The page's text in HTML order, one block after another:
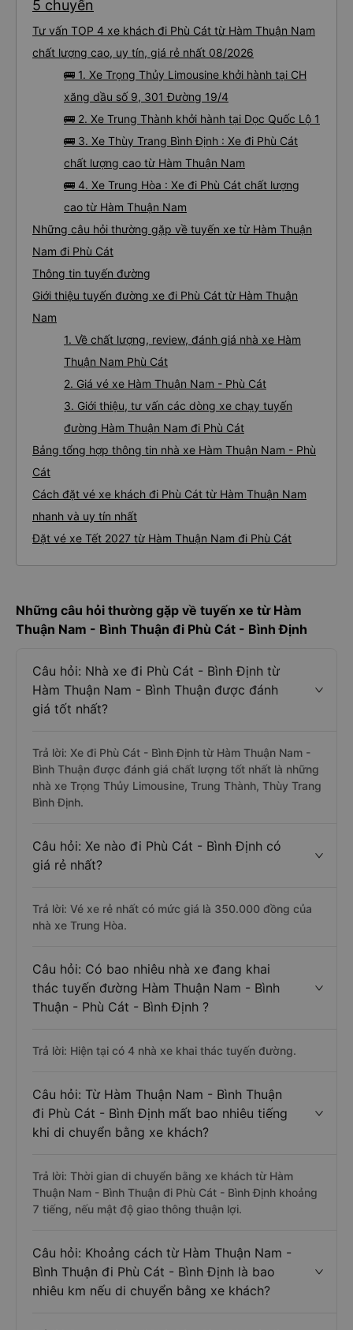
5 chuyến
Tư vấn TOP 4 xe khách đi Phù Cát từ Hàm Thuận Nam
chất lượng cao, uy tín, giá rẻ nhất 08/2026
🚌 1. Xe Trọng Thủy Limousine khởi hành tại CH
xăng dầu số 9, 301 Đường 19/4
🚌 2. Xe Trung Thành khởi hành tại Dọc Quốc Lộ 1
🚌 3. Xe Thùy Trang Bình Định : Xe đi Phù Cát
chất lượng cao từ Hàm Thuận Nam
🚌 4. Xe Trung Hòa : Xe đi Phù Cát chất lượng
cao từ Hàm Thuận Nam
Những câu hỏi thường gặp về tuyến xe từ Hàm Thuận
Nam đi Phù Cát
Thông tin tuyến đường
Giới thiệu tuyến đường xe đi Phù Cát từ Hàm Thuận
Nam
1. Về chất lượng, review, đánh giá nhà xe Hàm
Thuận Nam Phù Cát
2. Giá vé xe Hàm Thuận Nam - Phù Cát
3. Giới thiệu, tư vấn các dòng xe chạy tuyến
đường Hàm Thuận Nam đi Phù Cát
Bảng tổng hợp thông tin nhà xe Hàm Thuận Nam - Phù
Cát
Cách đặt vé xe khách đi Phù Cát từ Hàm Thuận Nam
nhanh và uy tín nhất
Đặt vé xe Tết 2027 từ Hàm Thuận Nam đi Phù Cát
Những câu hỏi thường gặp về tuyến xe từ Hàm
Thuận Nam - Bình Thuận đi Phù Cát - Bình Định
Câu hỏi: Nhà xe đi Phù Cát - Bình Định từ
Hàm Thuận Nam - Bình Thuận được đánh
giá tốt nhất?
Trả lời: Xe đi Phù Cát - Bình Định từ Hàm Thuận Nam -
Bình Thuận được đánh giá chất lượng tốt nhất là những
nhà xe Trọng Thủy Limousine, Trung Thành, Thùy Trang
Bình Định.
Câu hỏi: Xe nào đi Phù Cát - Bình Định có
giá rẻ nhất?
Trả lời: Vé xe rẻ nhất có mức giá là 350.000 đồng của
nhà xe Trung Hòa.
Câu hỏi: Có bao nhiêu nhà xe đang khai
thác tuyến đường Hàm Thuận Nam - Bình
Thuận - Phù Cát - Bình Định ?
Trả lời: Hiện tại có 4 nhà xe khai thác tuyến đường.
Câu hỏi: Từ Hàm Thuận Nam - Bình Thuận
đi Phù Cát - Bình Định mất bao nhiêu tiếng
khi di chuyển bằng xe khách?
Trả lời: Thời gian di chuyển bằng xe khách từ Hàm
Thuận Nam - Bình Thuận đi Phù Cát - Bình Định khoảng
7 tiếng, nếu mật độ giao thông thuận lợi.
Câu hỏi: Khoảng cách từ Hàm Thuận Nam -
Bình Thuận đi Phù Cát - Bình Định là bao
nhiêu km nếu di chuyển bằng xe khách?